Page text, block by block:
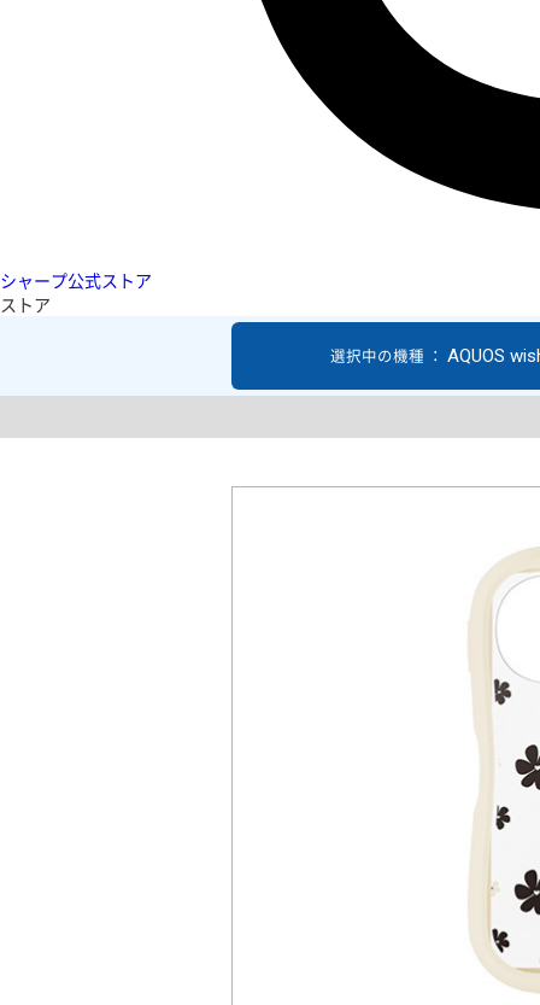
シャープ公式ストア
ストア
選択中の機種 ： AQUOS